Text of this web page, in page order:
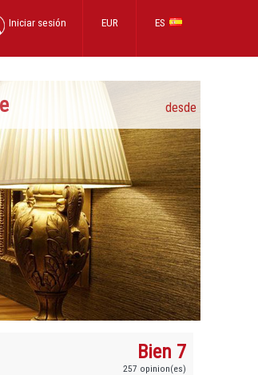
ES
EUR
Iniciar sesión
desde
Bien 7
257 opinion(es)